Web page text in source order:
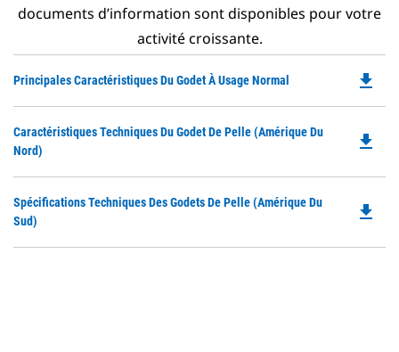
documents d’information sont disponibles pour votre
activité croissante.
Principales Caractéristiques Du Godet À Usage Normal file_download
Caractéristiques Techniques Du Godet De Pelle (Amérique Du
Nord)
file_download
Spécifications Techniques Des Godets De Pelle (Amérique Du
Sud)
file_download